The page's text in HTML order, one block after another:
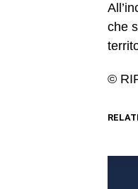
che
©